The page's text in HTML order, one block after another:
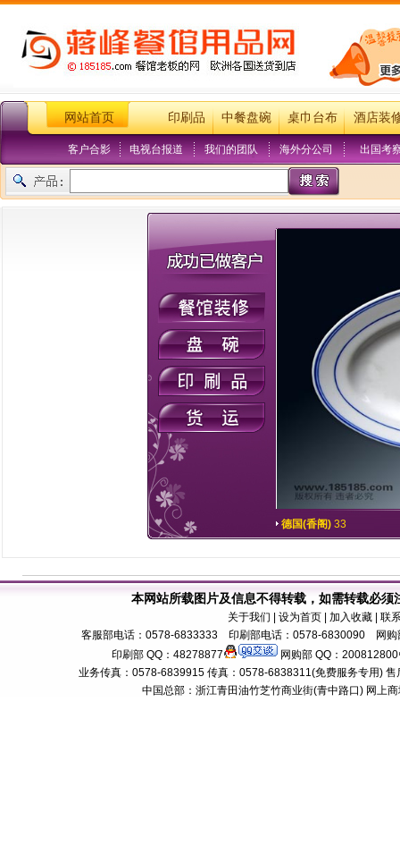
网站首页 印刷品 中餐盘碗 桌巾台布 酒店装
客户合影 电视台报道 我们的团队 海外分公司 出国考
德国(香阁) 33
本网站所载图片及信息不得转载，如需转载必
关于我们
| 设为首页 | 加入收藏 |
客服部电话：0578-6833333 印刷部电话：0578-6830090 网
印刷部 QQ：48278877
网购部 QQ：200812800
业务传真：0578-6839915 传真：0578-6838311(免费服务专用)
中国总部：浙江青田油竹芝竹商业街(青中路口) 网上